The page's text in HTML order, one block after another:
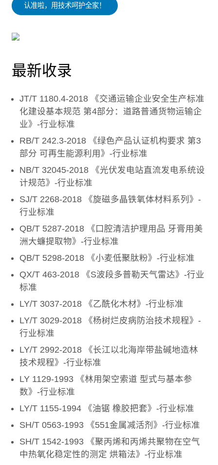
认准啦，用技术呵护全家！
最新收录
JT/T 1180.4-2018 《交通运输企业安全生产标准
化建设基本规范 第4部分：道路普通货物运输企
业》-行业标准
RB/T 242.3-2018 《绿色产品认证机构要求 第3
部分 可再生能源利用》-行业标准
NB/T 32045-2018 《光伏发电站直流发电系统设
计规范》-行业标准
SJ/T 2268-2018 《旋磁多晶铁氧体材料系列》-
行业标准
QB/T 5287-2018 《口腔清洁护理用品 牙膏用美
洲大蠊提取物》-行业标准
QB/T 5298-2018 《小麦低聚肽粉》-行业标准
QX/T 463-2018 《S波段多普勒天气雷达》-行业
标准
LY/T 3037-2018 《乙酰化木材》-行业标准
LY/T 3029-2018 《杨树烂皮病防治技术规程》-
行业标准
LY/T 2992-2018 《长江以北海岸带盐碱地造林
技术规程》-行业标准
LY 1129-1993 《林用架空索道 型式与基本参
数》-行业标准
LY/T 1155-1994 《油锯 橡胶把套》-行业标准
SH/T 0563-1993 《551金属减活剂》-行业标准
SH/T 1542-1993 《聚丙烯和丙烯共聚物在空气
中热氧化稳定性的测定 烘箱法》-行业标准